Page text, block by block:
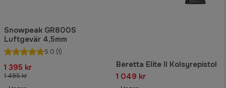
Snowpeak GR800S
Luftgevär 4,5mm
5.0 (1)
1 395 kr
1 495 kr
Beretta Elite II Kolsyrepistol
1 049 kr